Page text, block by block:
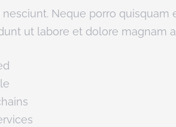
Neque porro
ut labore et dolore magnam